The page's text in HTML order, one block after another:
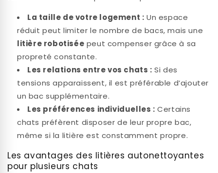
La taille de votre logement : Un espace
réduit peut limiter le nombre de bacs, mais une
litière robotisée peut compenser grâce à sa
propreté constante.
Les relations entre vos chats : Si des
tensions apparaissent, il est préférable d’ajouter
un bac supplémentaire.
Les préférences individuelles : Certains
chats préfèrent disposer de leur propre bac,
même si la litière est constamment propre.
Les avantages des litières autonettoyantes
pour plusieurs chats